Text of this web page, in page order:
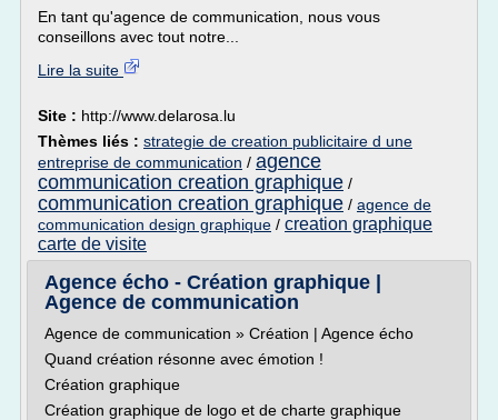
En tant qu'agence de communication, nous vous
conseillons avec tout notre...
Lire la suite
Site : http://www.delarosa.lu
Thèmes liés : strategie de creation publicitaire d une
entreprise de communication / agence
communication creation graphique /
communication creation graphique / agence de
communication design graphique / creation graphique
carte de visite
Agence écho - Création graphique |
Agence de communication
Agence de communication » Création | Agence écho
Quand création résonne avec émotion !
Création graphique
Création graphique de logo et de charte graphique